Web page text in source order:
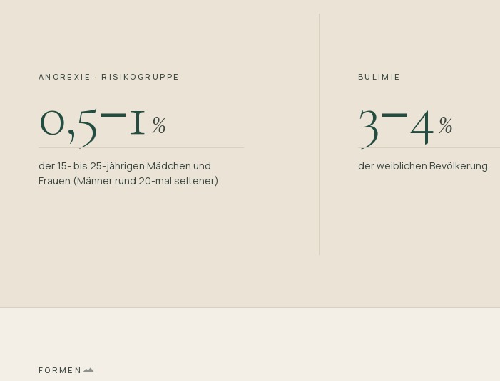
ANOREXIE · RISIKOGRUPPE
0,5–1 %
der 15- bis 25-jährigen Mädchen und
Frauen (Männer rund 20-mal seltener).
BULIMIE
3–4%
der weiblichen Bevölkerung.
FORMEN